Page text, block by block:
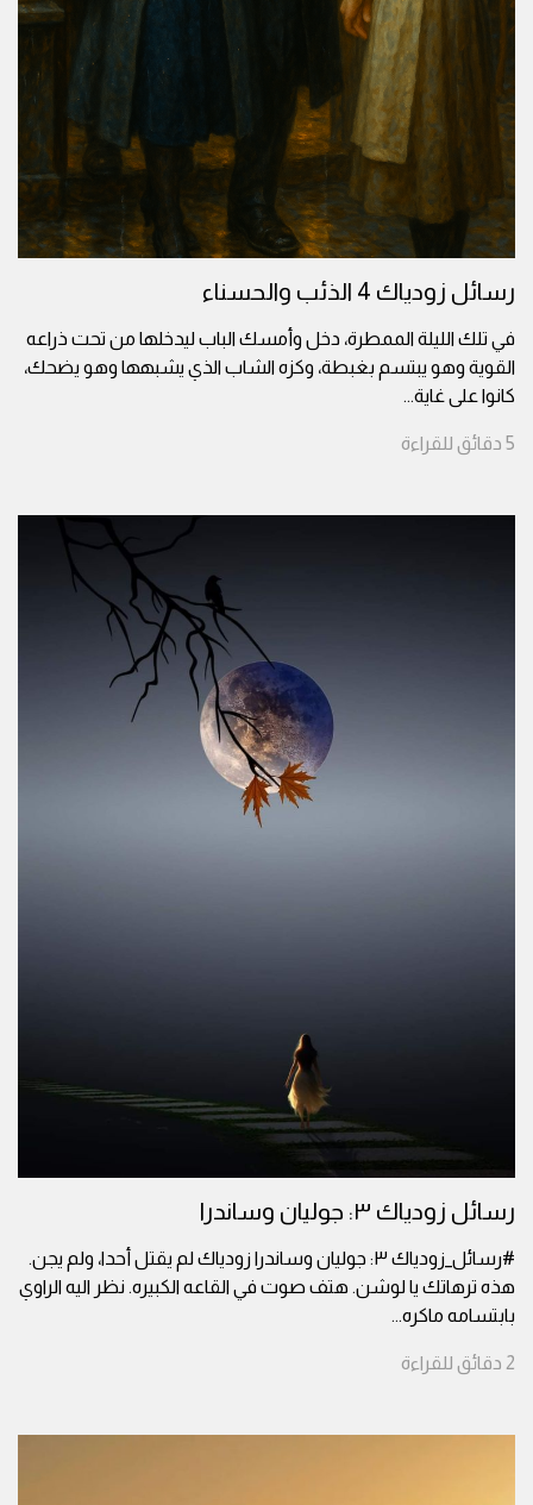
رسائل زودياك 4 الذئب والحسناء
في تلك الليلة الممطرة، دخل وأمسك الباب ليدخلها من تحت ذراعه
القوية وهو يبتسم بغبطة، وكزه الشاب الذي يشبهها وهو يضحك،
كانوا على غاية...
5 دقائق للقراءة
رسائل زودياك ٣: جوليان وساندرا
#رسائل_زودياك ٣: جوليان وساندرا زودياك لم يقتل أحدا، ولم يجن.
هذه ترهاتك يا لوشن. هتف صوت في القاعه الكبيره. نظر اليه الراوي
بابتسامه ماكره...
2 دقائق للقراءة